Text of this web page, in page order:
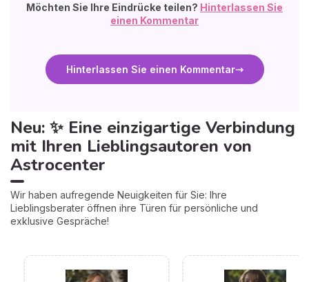
Möchten Sie Ihre Eindrücke teilen? Hinterlassen Sie
einen Kommentar
Hinterlassen Sie einen Kommentar
Neu: ✨ Eine einzigartige Verbindung
mit Ihren Lieblingsautoren von
Astrocenter
Wir haben aufregende Neuigkeiten für Sie: Ihre
Lieblingsberater öffnen ihre Türen für persönliche und
exklusive Gespräche!